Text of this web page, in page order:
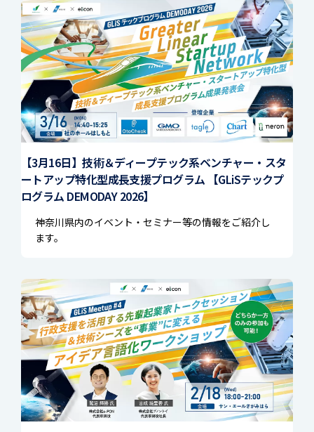
【3月16日】技術＆ディープテック系ベンチャー・スタ
ートアップ特化型成長支援プログラム 【GLiSテックプ
ログラム DEMODAY 2026】
神奈川県内のイベント・セミナー等の情報をご紹介し
ます。